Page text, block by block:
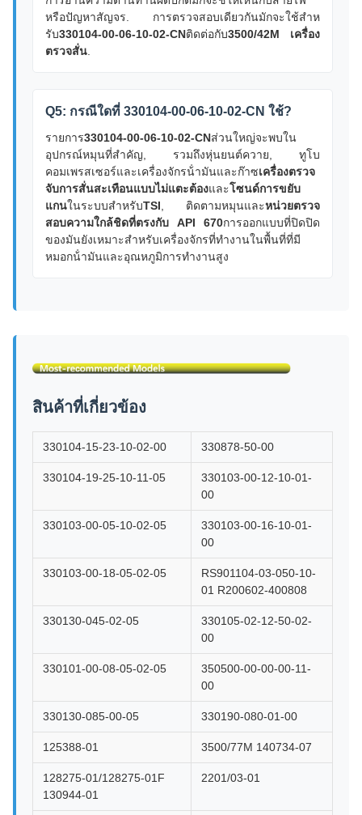
หรือปัญหาสัญจร. การตรวจสอบเดียวกันมักจะใช้สําห
รับ330104-00-06-10-02-CNติดต่อกับ3500/42M เครื่อง
ตรวจสั่น.
Q5: กรณีใดที่ 330104-00-06-10-02-CN ใช้?
รายการ330104-00-06-10-02-CNส่วนใหญ่จะพบใน
อุปกรณ์หมุนที่สําคัญ, รวมถึงหุ่นยนต์ควาย, ทูโบ
คอมเพรสเซอร์และเครื่องจักรน้ํามันและก๊าซเครื่องตรวจ
จับการสั่นสะเทือนแบบไม่แตะต้องและโซนด์การขยับ
แกนในระบบสําหรับTSI, ติดตามหมุนและหน่วยตรวจ
สอบความใกล้ชิดที่ตรงกับ API 670การออกแบบที่ปิดปิด
ของมันยังเหมาะสําหรับเครื่องจักรที่ทํางานในพื้นที่ที่มี
หมอกน้ํามันและอุณหภูมิการทํางานสูง
สินค้าที่เกี่ยวข้อง
330104-15-23-10-02-00 330878-50-00
330104-19-25-10-11-05
330103-00-12-10-01-
00
330103-00-05-10-02-05
330103-00-16-10-01-
00
330103-00-18-05-02-05
RS901104-03-050-10-
01 R200602-400808
330130-045-02-05
330105-02-12-50-02-
00
330101-00-08-05-02-05
350500-00-00-00-11-
00
330130-085-00-05 330190-080-01-00
125388-01 3500/77M 140734-07
128275-01/128275-01F
130944-01
2201/03-01